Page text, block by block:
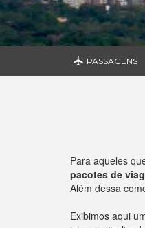
PASSAGENS
Para aqueles
pacotes de
Além dessa
Exibimos aqui